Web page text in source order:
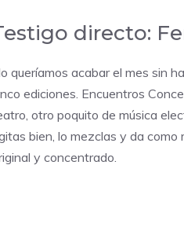
directo:
queríamos acabar el mes sin
ediciones. Encuentros
otro poquito de música
bien, lo mezclas y da
y concentrado.